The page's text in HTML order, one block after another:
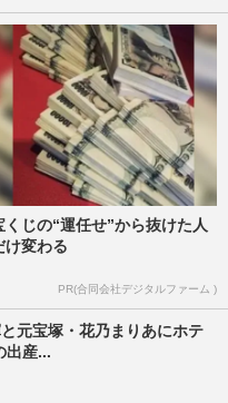
くじの“運任せ”から抜けた人
け変わる
PR(合同会社デジタルファーム )
元宝塚・花乃まりあにホテ
出産...